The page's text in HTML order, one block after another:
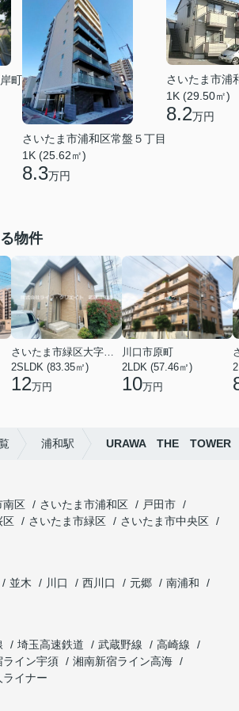
町
さいたま市浦和区常盤５丁目
1K (25.62㎡)
8.3万円
さいたま市浦
1K (29.50㎡)
8.2万円
物件
さいたま市緑区大字三室
2SLDK (83.35㎡)
12万円
川口市原町
2LDK (57.46㎡)
10万円
浦和駅 URAWA THE TOWER
南区 さいたま市浦和区
戸田市
区 さいたま市緑区
さいたま市中央区
並木 川口 西川口 元郷
南浦和
埼玉高速鉄道 武蔵野線
高崎線
ライン宇須
湘南新宿ライン高海
ライナー